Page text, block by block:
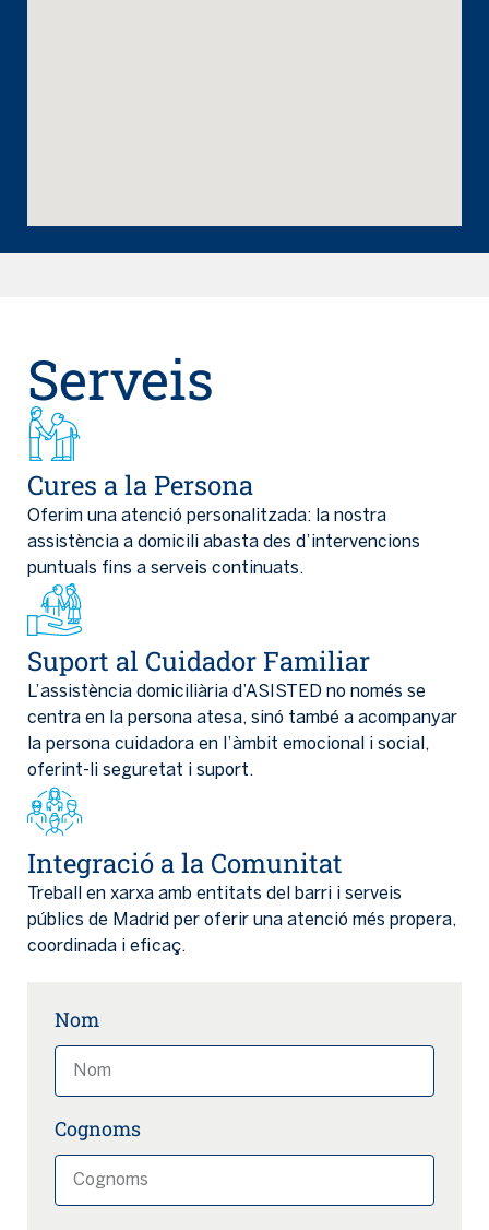
Serveis
Cures a la Persona
Oferim una atenció personalitzada: la nostra
assistència a domicili abasta des d’intervencions
puntuals fins a serveis continuats.
Suport al Cuidador Familiar
L’assistència domiciliària d’ASISTED no només se
centra en la persona atesa, sinó també a acompanyar
la persona cuidadora en l’àmbit emocional i social,
oferint-li seguretat i suport.
Integració a la Comunitat
Treball en xarxa amb entitats del barri i serveis
públics de Madrid per oferir una atenció més propera,
coordinada i eficaç.
Nom
Cognoms